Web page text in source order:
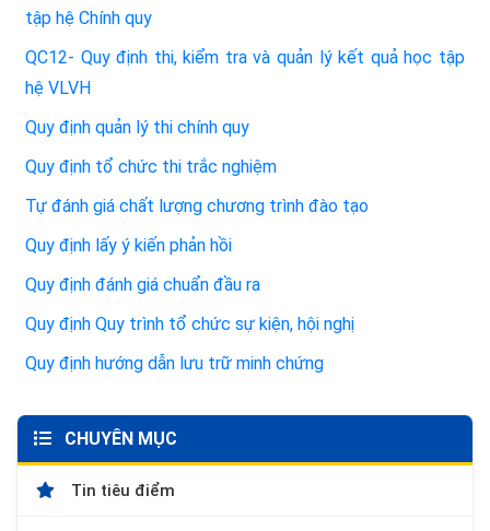
tập hệ Chính quy
QC12- Quy định thi, kiểm tra và quản lý kết quả học tập
hệ VLVH
Quy định quản lý thi chính quy
Quy định tổ chức thi trắc nghiệm
Tự đánh giá chất lượng chương trình đào tạo
Quy định lấy ý kiến phản hồi
Quy định đánh giá chuẩn đầu ra
Quy định Quy trình tổ chức sự kiện, hội nghị
Quy định hướng dẫn lưu trữ minh chứng
CHUYÊN MỤC
Tin tiêu điểm